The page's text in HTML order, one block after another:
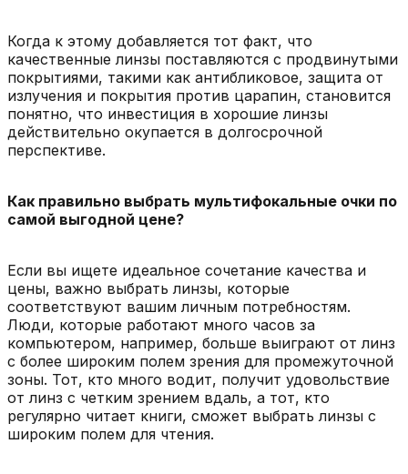
Когда к этому добавляется тот факт, что
качественные линзы поставляются с продвинутыми
покрытиями, такими как антибликовое, защита от
излучения и покрытия против царапин, становится
понятно, что инвестиция в хорошие линзы
действительно окупается в долгосрочной
перспективе.
Как правильно выбрать мультифокальные очки по
самой выгодной цене?
Если вы ищете идеальное сочетание качества и
цены, важно выбрать линзы, которые
соответствуют вашим личным потребностям.
Люди, которые работают много часов за
компьютером, например, больше выиграют от линз
с более широким полем зрения для промежуточной
зоны. Тот, кто много водит, получит удовольствие
от линз с четким зрением вдаль, а тот, кто
регулярно читает книги, сможет выбрать линзы с
широким полем для чтения.